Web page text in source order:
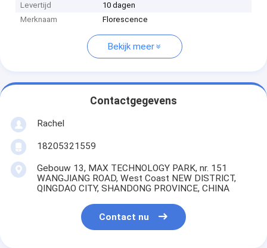
Levertijd
10 dagen
Merknaam
Florescence
Bekijk meer
Contactgegevens
Rachel
18205321559
Gebouw 13, MAX TECHNOLOGY PARK, nr. 151
WANGJIANG ROAD, West Coast NEW DISTRICT,
QINGDAO CITY, SHANDONG PROVINCE, CHINA
Contact nu